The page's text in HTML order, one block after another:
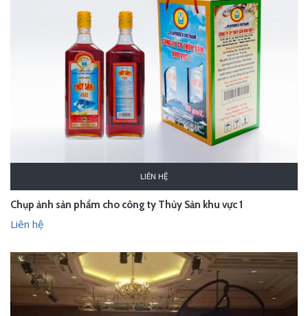
LIÊN HỆ
Chụp ảnh sản phẩm cho công ty Thủy Sản khu vực 1
Liên hệ